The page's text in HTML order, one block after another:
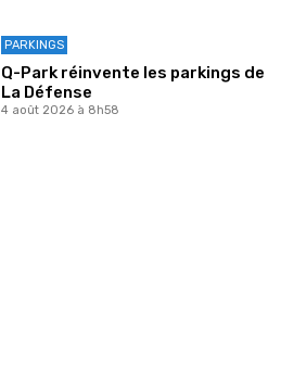
PARKINGS
Q-Park réinvente les parkings de
La Défense
4 août 2026 à 8h58